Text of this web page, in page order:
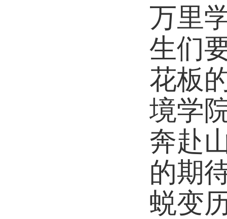
万里
生们
花板
境学
奔赴
的期
蜕变